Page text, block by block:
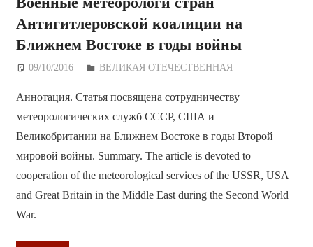
Антигитлеровской коалиции на
Ближнем Востоке в годы войны
09/10/2016 Дежурный по Редакции
ВЕЛИКАЯ ОТЕЧЕСТВЕННАЯ
Аннотация. Статья посвящена сотрудничеству
метеорологических служб СССР, США и
Великобритании на Ближнем Востоке в годы Второй
мировой войны. Summary. The article is devoted to
cooperation of the meteorological services of the USSR, USA
and Great Britain in the Middle East during the Second World
War.